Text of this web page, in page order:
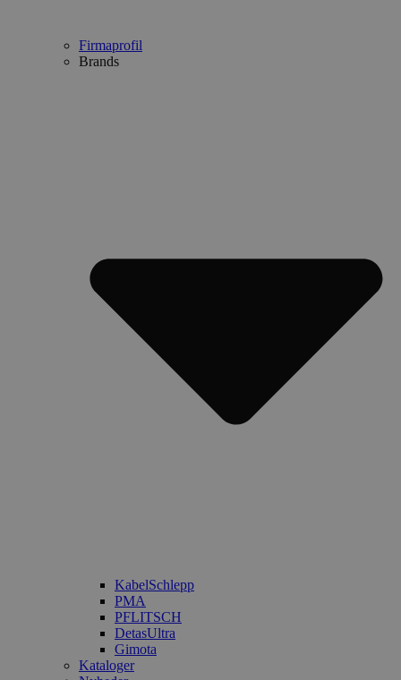
Firmaprofil
Brands
KabelSchlepp
PMA
PFLITSCH
DetasUltra
Gimota
Kataloger